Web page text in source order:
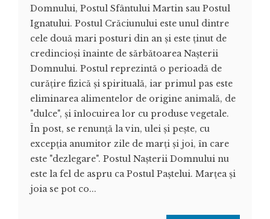
Domnului, Postul Sfântului Martin sau Postul
Ignatului. Postul Crăciunului este unul dintre
cele două mari posturi din an și este ținut de
credincioși înainte de sărbătoarea Nașterii
Domnului. Postul reprezintă o perioadă de
curățire fizică și spirituală, iar primul pas este
eliminarea alimentelor de origine animală, de
"dulce", și înlocuirea lor cu produse vegetale.
În post, se renunță la vin, ulei şi peşte, cu
excepția anumitor zile de marți și joi, în care
este "dezlegare". Postul Nașterii Domnului nu
este la fel de aspru ca Postul Paștelui. Marțea și
joia se pot co...